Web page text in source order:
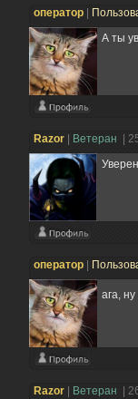
оператор
А ты
Razоr Ветеран |
оператор
ага,
Razоr Ветеран |